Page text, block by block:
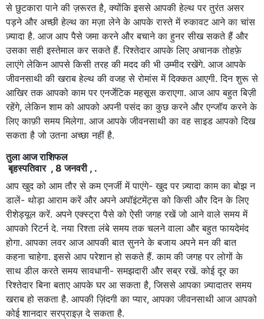
से छुटकारा पाने की ज़रूरत है, क्योंकि इससे आपकी हेल्थ पर तुरंत असर
पड़ने और अच्छी हेल्थ का मज़ा लेने के आपके रास्ते में रुकावट आने का चांस
ज़्यादा है. आज आप पैसे जमा करने और बचाने का हुनर ​​सीख सकते हैं और
उसका सही इस्तेमाल कर सकते हैं. रिश्तेदार आपके लिए अचानक तोहफ़े
लाएंगे लेकिन आपसे किसी तरह की मदद की भी उम्मीद रखेंगे. आज आपके
जीवनसाथी की खराब हेल्थ की वजह से रोमांस में दिक्कत आएगी. दिन शुरू से
आखिर तक आपको काम पर एनर्जेटिक महसूस कराएगा. आज आप बहुत बिज़ी
रहेंगे, लेकिन शाम को आपको अपनी पसंद का कुछ करने और एन्जॉय करने के
लिए काफ़ी समय मिलेगा. आज आपके जीवनसाथी का वह साइड आपको दिख
सकता है जो उतना अच्छा नहीं है.
तुला आज राशिफल
बृहस्पतिवार , 8 जनवरी , .
आप खुद को आम तौर से कम एनर्जी में पाएंगे- खुद पर ज़्यादा काम का बोझ न
डालें- थोड़ा आराम करें और अपने अपॉइंटमेंट्स को किसी और दिन के लिए
रीशेड्यूल करें. अपने एक्स्ट्रा पैसे को ऐसी जगह रखें जो आने वाले समय में
आपको रिटर्न दे. नया रिश्ता लंबे समय तक चलने वाला और बहुत फायदेमंद
होगा. आपका लवर आज आपकी बात सुनने के बजाय अपने मन की बात
कहना चाहेगा. इससे आप परेशान हो सकते हैं. काम की जगह पर लोगों के
साथ डील करते समय सावधानी- समझदारी और सब्र रखें. कोई दूर का
रिश्तेदार बिना बताए आपके घर आ सकता है, जिससे आपका ज़्यादातर समय
खराब हो सकता है. आपकी ज़िंदगी का प्यार, आपका जीवनसाथी आज आपको
कोई शानदार सरप्राइज़ दे सकता है.